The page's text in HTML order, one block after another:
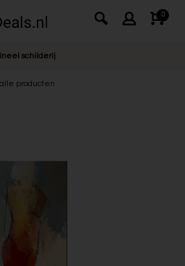
0
schilderij
producten